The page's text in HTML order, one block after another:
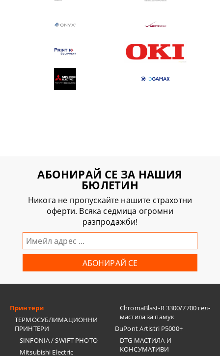
АБОНИРАЙ СЕ ЗА НАШИЯ
БЮЛЕТИН
Никога не пропускайте нашите страхотни
оферти. Всяка седмица огромни
разпродажби!
Принтери
ТЕРМОСУБЛИМАЦИОННИ
ПРИНТЕРИ
SINFONIA / SWIFT PHOTO
Mitsubishi Electric
ChromaBlast-R 3300/7700 гел-
мастила за памук
DuPont Artistri P5000+
DTG МАСТИЛА И
КОНСУМАТИВИ